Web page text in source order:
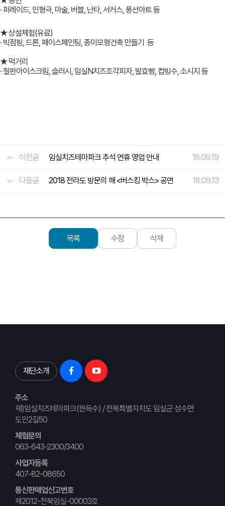
· 퍼레이드, 인형극, 마술, 버블, 난타, 서커스, 풍선아트 등
★ 상설체험(유료)
· 빅점핑, 드론, 페이스페인팅, 종이모형건축 만들기 등
★ 먹거리
· 철판아이스크림, 슬러시, 임실N치즈조각피자, 발효빵, 컵빙수, 소시지 등
이전글 임실치즈테마파크 추석 연휴 영업 안내 18.09.19
다음글 2018 전라도 방문의 해 <버스킹 박스> 공연 18.09.13
목록 수정 삭제
재단소개
주소
재)임실치즈테마파크(한득수) / 전북특별자치도 임실군 성수면
도인2길50
체험문의
063-643-2300/3400
사업자등록
407-82-08650
통신판매업신고번호
제2012-전북임실-00003호